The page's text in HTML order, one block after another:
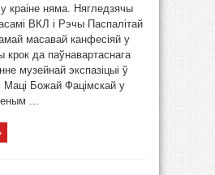
у краіне няма. Нягледзячы
ВКЛ і Рэчы Паспалітай
масавай канфесіяй у
крок да паўнавартаснага
музейнай экспазіцыі ў
Маці Божай Фацімскай у
...